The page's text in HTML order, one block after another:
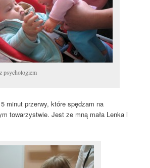
psychologiem
minut przerwy, które spędzam na
towarzystwie. Jest ze mną mała Lenka i